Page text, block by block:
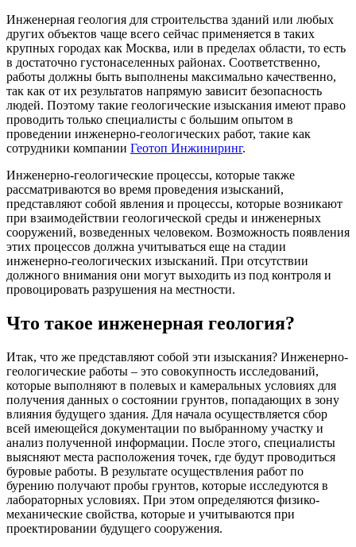
Инженерная геология для строительства зданий или любых
других объектов чаще всего сейчас применяется в таких
крупных городах как Москва, или в пределах области, то есть
в достаточно густонаселенных районах. Соответственно,
работы должны быть выполнены максимально качественно,
так как от их результатов напрямую зависит безопасность
людей. Поэтому такие геологические изыскания имеют право
проводить только специалисты с большим опытом в
проведении инженерно-геологических работ, такие как
сотрудники компании Геотоп Инжиниринг.
Инженерно-геологические процессы, которые также
рассматриваются во время проведения изысканий,
представляют собой явления и процессы, которые возникают
при взаимодействии геологической среды и инженерных
сооружений, возведенных человеком. Возможность появления
этих процессов должна учитываться еще на стадии
инженерно-геологических изысканий. При отсутствии
должного внимания они могут выходить из под контроля и
провоцировать разрушения на местности.
Что такое инженерная геология?
Итак, что же представляют собой эти изыскания? Инженерно-
геологические работы – это совокупность исследований,
которые выполняют в полевых и камеральных условиях для
получения данных о состоянии грунтов, попадающих в зону
влияния будущего здания. Для начала осуществляется сбор
всей имеющейся документации по выбранному участку и
анализ полученной информации. После этого, специалисты
выясняют места расположения точек, где будут проводиться
буровые работы. В результате осуществления работ по
бурению получают пробы грунтов, которые исследуются в
лабораторных условиях. При этом определяются физико-
механические свойства, которые и учитываются при
проектировании будущего сооружения.